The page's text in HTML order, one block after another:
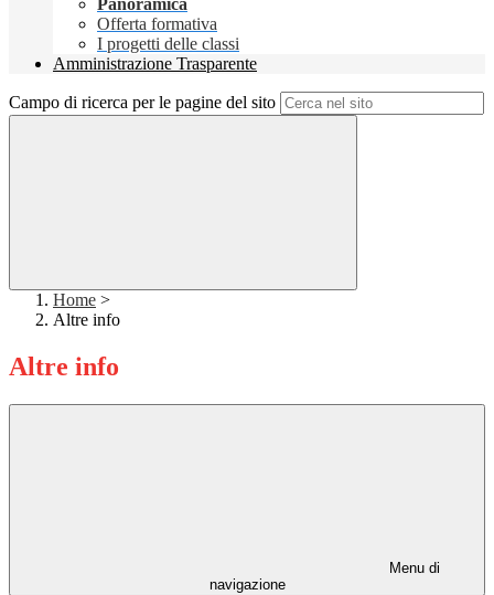
Panoramica
Offerta formativa
I progetti delle classi
Amministrazione Trasparente
Campo di ricerca per le pagine del sito
Home >
Altre info
Altre info
Menu di
navigazione